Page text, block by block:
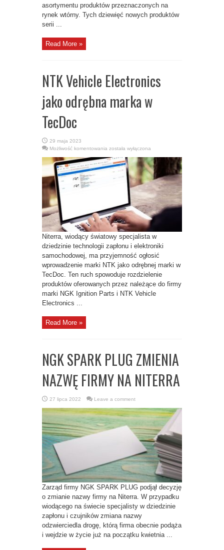
asortymentu produktów przeznaczonych na
rynek wtórny. Tych dziewięć nowych produktów
serii ...
Read More »
NTK Vehicle Electronics
jako odrębna marka w
TecDoc
29 maja 2023
Możliwość komentowania NTK
Electronics
jako
odrębna
została wyłączona
Niterra, wiodący światowy specjalista w
dziedzinie technologii zapłonu i elektroniki
samochodowej, ma przyjemność ogłosić
wprowadzenie marki NTK jako odrębnej marki w
TecDoc. Ten ruch spowoduje rozdzielenie
produktów oferowanych przez należące do firmy
marki NGK Ignition Parts i NTK Vehicle
Electronics ...
Read More »
NGK SPARK PLUG ZMIENIA
NAZWĘ FIRMY NA NITERRA
27 lipca 2022 Leave a comment
Zarząd firmy NGK SPARK PLUG podjął decyzję
o zmianie nazwy firmy na Niterra. W przypadku
wiodącego na świecie specjalisty w dziedzinie
zapłonu i czujników zmiana nazwy
odzwierciedla drogę, którą firma obecnie podąża
i wejdzie w życie już na początku kwietnia ...